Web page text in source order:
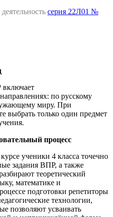
серия 22Л01 №
включает
по русскому
миру. При
выбрать только один предмет
процесс
ученики 4 класса точечно
задания ВПР, а также
теоретический
математике и
подготовки репетиторы
технологии,
позволяют усваивать